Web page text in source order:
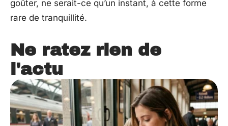
goûter, ne serait-ce qu’un instant, à cette forme
rare de tranquillité.
Ne ratez rien de
l'actu